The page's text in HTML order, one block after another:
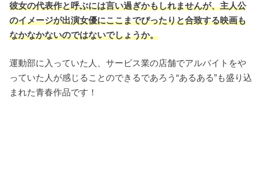
彼女の代表作と呼ぶには言い過ぎかもしれませんが、主人公
のイメージが出演女優にここまでぴったりと合致する映画も
なかなかないのではないでしょうか。
運動部に入っていた人、サービス業の店舗でアルバイトをや
っていた人が感じることのできるであろう“あるある”も盛り込
まれた青春作品です！